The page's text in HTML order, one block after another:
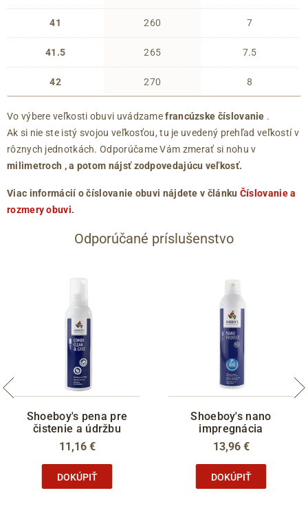
41
41.5
42
260
265
270
7
7.5
8
Vo výbere veľkosti obuvi uvádzamefrancúzske číslovanie .
Ak si nie ste istý svojou veľkosťou, tu je uvedený prehľad veľkostí v
rôznych jednotkách. Odporúčame Vám zmerať si nohu v
milimetroch , a potom nájsť zodpovedajúcu veľkosť.
Viac informácií o číslovanie obuvi nájdete v článku Číslovanie a
rozmery obuvi.
Odporúčané príslušenstvo
Shoeboy's pena pre
čistenie a údržbu
11,16 €
DOKÚPIŤ
Shoeboy's nano
impregnácia
13,96 €
DOKÚPIŤ